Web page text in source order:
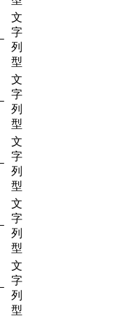
文
字
列
型
文
字
列
型
文
字
列
型
文
字
列
型
文
字
列
型